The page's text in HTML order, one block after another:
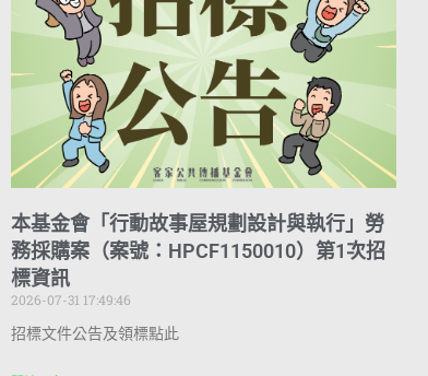
本基金會「行動故事屋規劃設計與執行」勞
務採購案（案號：HPCF1150010）第1次招
標資訊
2026-07-31 17:49:46
招標文件公告及領標點此